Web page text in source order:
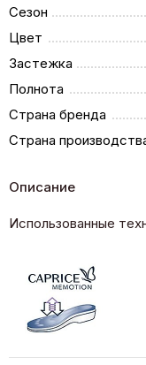
Сезон
Цвет
Застежка
Полнота
Страна бренда
Страна
Описание
Использованные